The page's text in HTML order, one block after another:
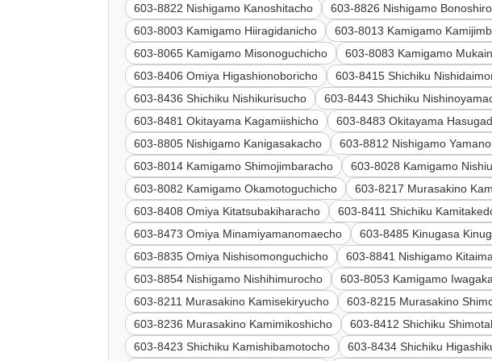
603-8822 Nishigamo Kanoshitacho
603-8826 Nishigamo
603-8003 Kamigamo Hiiragidanicho
603-8013 Kamigamo
603-8065 Kamigamo Misonoguchicho
603-8083 Kamigamo
603-8406 Omiya Higashionoboricho
603-8415 Shichiku
603-8436 Shichiku Nishikurisucho
603-8443 Shichiku
603-8481 Okitayama Kagamiishicho
603-8483 Okitayama
603-8805 Nishigamo Kanigasakacho
603-8812 Nishigamo
603-8014 Kamigamo Shimojimbaracho
603-8028 Kamigamo
603-8082 Kamigamo Okamotoguchicho
603-8217 Murasakino
603-8408 Omiya Kitatsubakiharacho
603-8411 Shichiku
603-8473 Omiya Minamiyamanomaecho
603-8485 Kinugasa
603-8835 Omiya Nishisomonguchicho
603-8841 Nishigamo
603-8854 Nishigamo Nishihimurocho
603-8053 Kamigamo
603-8211 Murasakino Kamisekiryucho
603-8215 Murasakino
603-8236 Murasakino Kamimikoshicho
603-8412 Shichiku
603-8423 Shichiku Kamishibamotocho
603-8434 Shichiku